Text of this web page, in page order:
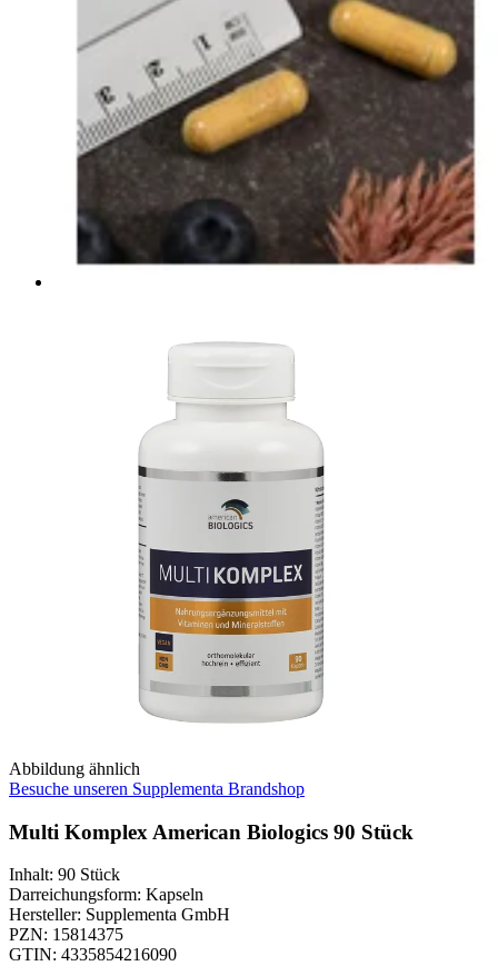
Abbildung ähnlich
Besuche unseren Supplementa Brandshop
Multi Komplex American Biologics 90 Stück
Inhalt: 90 Stück
Darreichungsform: Kapseln
Hersteller: Supplementa GmbH
PZN: 15814375
GTIN: 4335854216090